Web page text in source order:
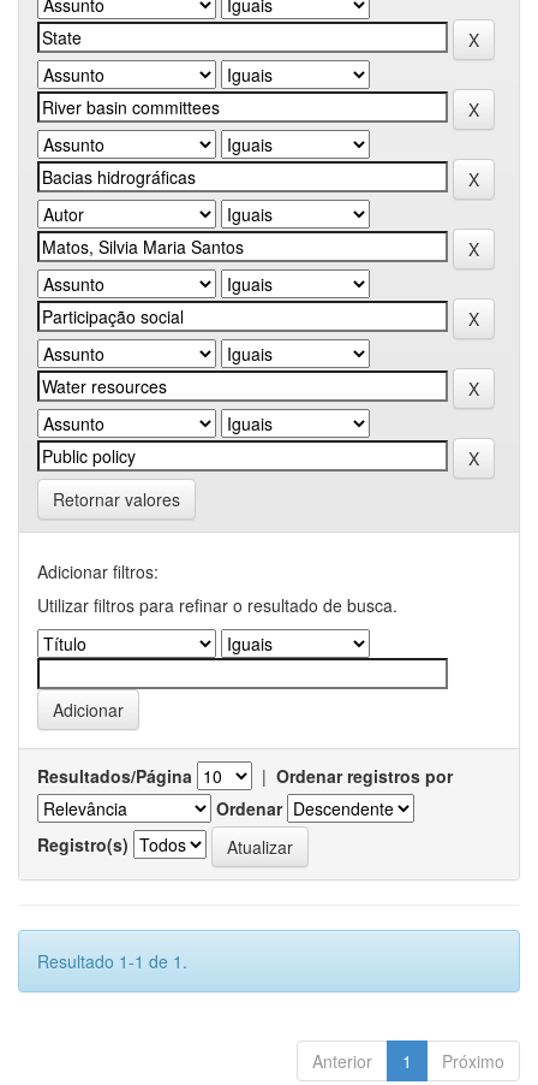
Retornar valores
Adicionar filtros:
Utilizar filtros para refinar o resultado de busca.
Resultados/Página | Ordenar registros por
Ordenar
Registro(s)
Resultado 1-1 de 1.
Anterior 1 Próximo